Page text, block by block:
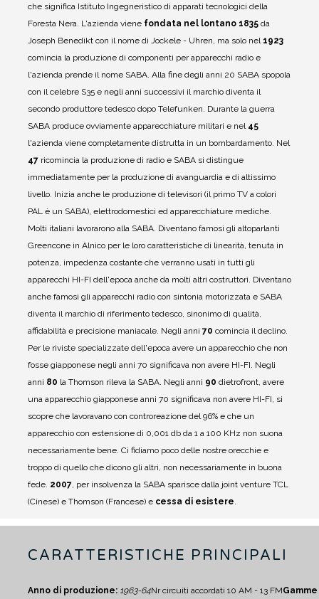
che significa Istituto Ingegneristico di apparati tecnologici della
Foresta Nera. L'azienda viene fondata nel lontano 1835 da
Joseph Benedikt con il nome di Jockele - Uhren, ma solo nel 1923
comincia la produzione di componenti per apparecchi radio e
l'azienda prende il nome SABA. Alla fine degli anni 20 SABA spopola
con il celebre S35 e negli anni successivi il marchio diventa il
secondo produttore tedesco dopo Telefunken. Durante la guerra
SABA produce ovviamente apparecchiature militari e nel 45
l'azienda viene completamente distrutta in un bombardamento. Nel
47 ricomincia la produzione di radio e SABA si distingue
immediatamente per la produzione di avanguardia e di altissimo
livello. Inizia anche le produzione di televisori (il primo TV a colori
PAL è un SABA), elettrodomestici ed apparecchiature mediche.
Molti italiani lavorarono alla SABA. Diventano famosi gli altoparlanti
Greencone in Alnico per le loro caratteristiche di linearità, tenuta in
potenza, impedenza costante che verranno usati in tutti gli
apparecchi HI-FI dell'epoca anche da molti altri costruttori. Diventano
anche famosi gli apparecchi radio con sintonia motorizzata e SABA
diventa il marchio di riferimento tedesco, sinonimo di qualità,
affidabilità e precisione maniacale. Negli anni 70 comincia il declino.
Per le riviste specializzate dell'epoca avere un apparecchio che non
fosse giapponese negli anni 70 significava non avere HI-FI. Negli
anni 80 la Thomson rileva la SABA. Negli anni 90 dietrofront, avere
una apparecchio giapponese anni 70 significava non avere HI-FI, si
scopre che lavoravano con controreazione del 96% e che un
apparecchio con estensione di 0,001 db da 1 a 100 KHz non suona
necessariamente bene. Ci fidiamo poco delle nostre orecchie e
troppo di quello che dicono gli altri, non necessariamente in buona
fede. 2007 , per insolvenza la SABA sparisce dalla joint venture TCL
(Cinese) e Thomson (Francese) e cessa di esistere
CARATTERISTICHE PRINCIPALI
Anno di produzione: 1963-64Nr circuiti accordati 10 AM - 13 FMGamme